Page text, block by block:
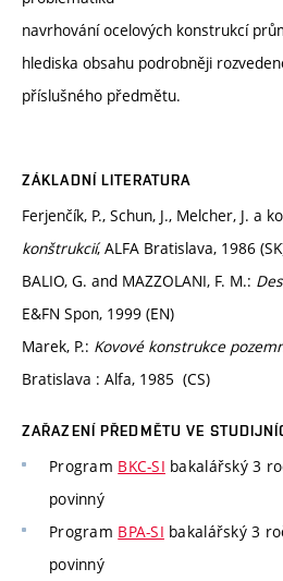
navrhování ocelových konstrukcí
hlediska obsahu podrobněji
příslušného předmětu.
ZÁKLADNÍ LITERATURA
Ferjenčík, P., Schun, J., Melcher, J. a
konštrukcií, ALFA Bratislava, 1986
BALIO, G. and MAZZOLANI, F. M.:
E&FN Spon, 1999 (EN)
Marek, P.: Kovové konstrukce
Bratislava : Alfa, 1985 (CS)
ZAŘAZENÍ PŘEDMĚTU VE
Program BKC-SI bakalářský 3
povinný
Program BPA-SI bakalářský 3
povinný